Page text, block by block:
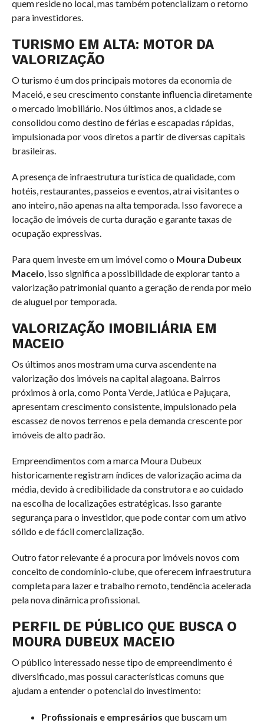
quem reside no local, mas também potencializam o retorno
para investidores.
TURISMO EM ALTA: MOTOR DA
VALORIZAÇÃO
O turismo é um dos principais motores da economia de
Maceió, e seu crescimento constante influencia diretamente
o mercado imobiliário. Nos últimos anos, a cidade se
consolidou como destino de férias e escapadas rápidas,
impulsionada por voos diretos a partir de diversas capitais
brasileiras.
A presença de infraestrutura turística de qualidade, com
hotéis, restaurantes, passeios e eventos, atrai visitantes o
ano inteiro, não apenas na alta temporada. Isso favorece a
locação de imóveis de curta duração e garante taxas de
ocupação expressivas.
Para quem investe em um imóvel como o Moura Dubeux
Maceio , isso significa a possibilidade de explorar tanto a
valorização patrimonial quanto a geração de renda por meio
de aluguel por temporada.
VALORIZAÇÃO IMOBILIÁRIA EM
MACEIO
Os últimos anos mostram uma curva ascendente na
valorização dos imóveis na capital alagoana. Bairros
próximos à orla, como Ponta Verde, Jatiúca e Pajuçara,
apresentam crescimento consistente, impulsionado pela
escassez de novos terrenos e pela demanda crescente por
imóveis de alto padrão.
Empreendimentos com a marca Moura Dubeux
historicamente registram índices de valorização acima da
média, devido à credibilidade da construtora e ao cuidado
na escolha de localizações estratégicas. Isso garante
segurança para o investidor, que pode contar com um ativo
sólido e de fácil comercialização.
Outro fator relevante é a procura por imóveis novos com
conceito de condomínio-clube, que oferecem infraestrutura
completa para lazer e trabalho remoto, tendência acelerada
pela nova dinâmica profissional.
PERFIL DE PÚBLICO QUE BUSCA O
MOURA DUBEUX MACEIO
O público interessado nesse tipo de empreendimento é
diversificado, mas possui características comuns que
ajudam a entender o potencial do investimento:
Profissionais e empresários que buscam um